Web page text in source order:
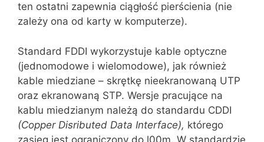
ten ostatni zapewnia cią‌głość pierścienia (nie
zależy ona od karty w komputerze).
Standard FDDI wykorzystuje kable optyczne
(jednomodowe i wielomodowe), jak również
kable miedziane – skrętkę nieekranowaną UTP
oraz ekranowaną STP. Wersje pracujące na
kablu miedzianym należą do standardu CDDI
(Copper Disributed Data Interface), którego
zasięg jest ograniczony do l00m. W standardzie